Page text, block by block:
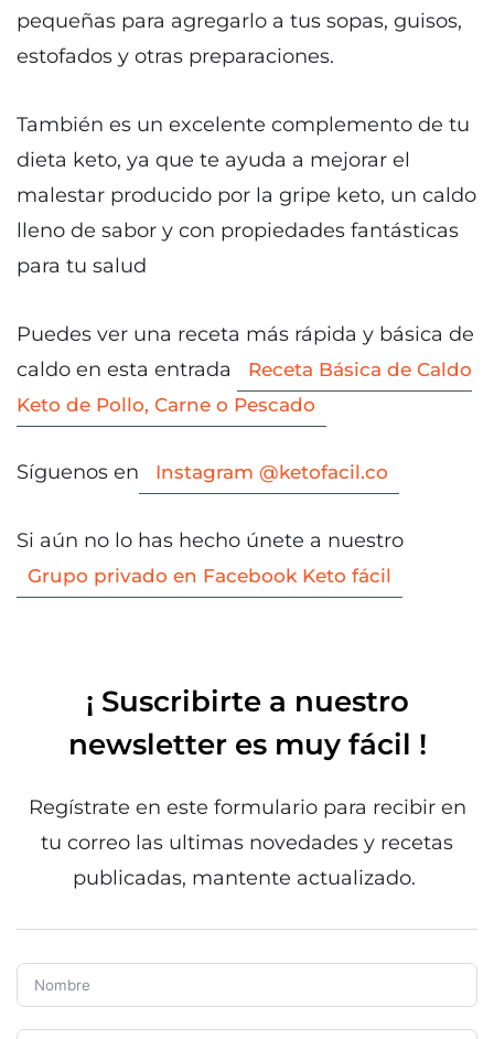
pequeñas para agregarlo a tus sopas, guisos,
estofados y otras preparaciones.
También es un excelente complemento de tu
dieta keto, ya que te ayuda a mejorar el
malestar producido por la gripe keto, un caldo
lleno de sabor y con propiedades fantásticas
para tu salud
Puedes ver una receta más rápida y básica de
caldo en esta entrada
Receta Básica de Caldo
Keto de Pollo, Carne o Pescado
Síguenos en Instagram @ketofacil.co
Si aún no lo has hecho únete a nuestro
Grupo privado en Facebook Keto fácil
¡ Suscribirte a nuestro
newsletter es muy fácil !
Regístrate en este formulario para recibir en
tu correo las ultimas novedades y recetas
publicadas, mantente actualizado.